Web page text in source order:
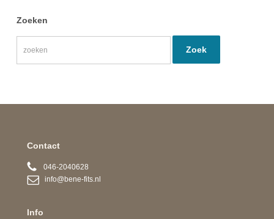
Zoeken
Contact
046-2040628
info@bene-fits.nl
Info